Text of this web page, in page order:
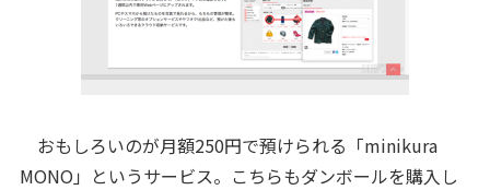
おもしろいのが月額250円で預けられる「minikura
MONO」というサービス。こちらもダンボールを購入し